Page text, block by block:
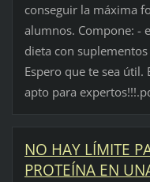
conseguir la máxima
alumnos. Compone: -
dieta con
Espero que te sea útil.
apto para
NO HAY LÍMITE
PROTEÍNA EN